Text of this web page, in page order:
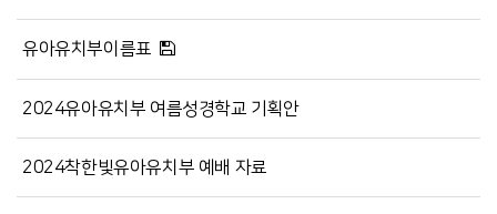
유아유치부이름표
2024유아유치부 여름성경학교 기획안
2024착한빛유아유치부 예배 자료